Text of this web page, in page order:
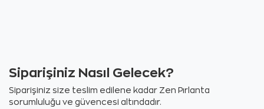
Siparişiniz Nasıl Gelecek?
Siparişiniz size teslim edilene kadar Zen Pırlanta
sorumluluğu ve güvencesi altındadır.